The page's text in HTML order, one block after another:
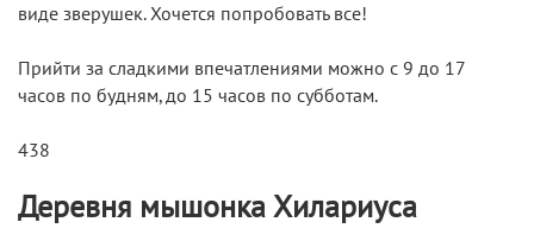
виде зверушек. Хочется попробовать все!
Прийти за сладкими впечатлениями можно с 9 до 17
часов по будням, до 15 часов по субботам.
438
Деревня мышонка Хилариуса